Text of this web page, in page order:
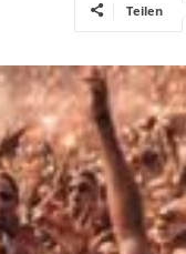
Teilen